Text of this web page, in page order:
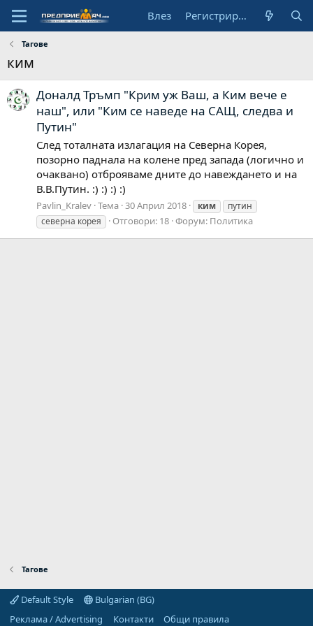
Влез Регистрирай се
Тагове
ким
Доналд Тръмп "Крим уж Ваш, а Ким вече е
наш", или "Ким се наведе на САЩ, следва и
Путин"
След тоталната излагация на Северна Корея,
позорно паднала на колене пред запада (логично и
очаквано) отброяваме дните до навеждането и на
В.В.Путин. :) :) :) :)
Pavlin_Kralev Тема 30 Април 2018 ким
путин
северна корея
Отговори: 18 Форум: Политика
Тагове
Default Style
Bulgarian (BG)
Реклама / Advertising
Контакти
Общи правила